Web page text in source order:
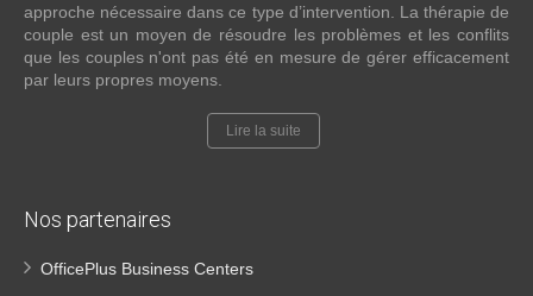
approche nécessaire dans ce type d’intervention. La thérapie de
couple est un moyen de résoudre les problèmes et les conflits
que les couples n'ont pas été en mesure de gérer efficacement
par leurs propres moyens.
Lire la suite
Nos partenaires
OfficePlus Business Centers